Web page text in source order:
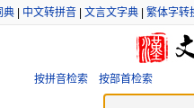
典 中文转拼音 文言文字典 繁体字转
按拼音检索 按部首检索